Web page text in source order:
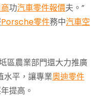
功汽車零件報價夫。”
Porsche零件務中汽車空
區農業部門還大力推廣
水平，讓專業奧迪零件
提高。